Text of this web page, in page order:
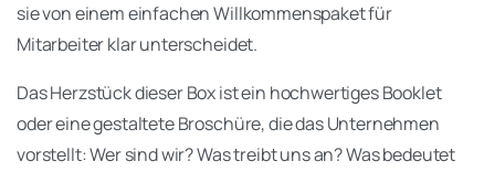
sie von einem einfachen Willkommenspaket für
Mitarbeiter klar unterscheidet.
Das Herzstück dieser Box ist ein hochwertiges Booklet
oder eine gestaltete Broschüre, die das Unternehmen
vorstellt: Wer sind wir? Was treibt uns an? Was bedeutet